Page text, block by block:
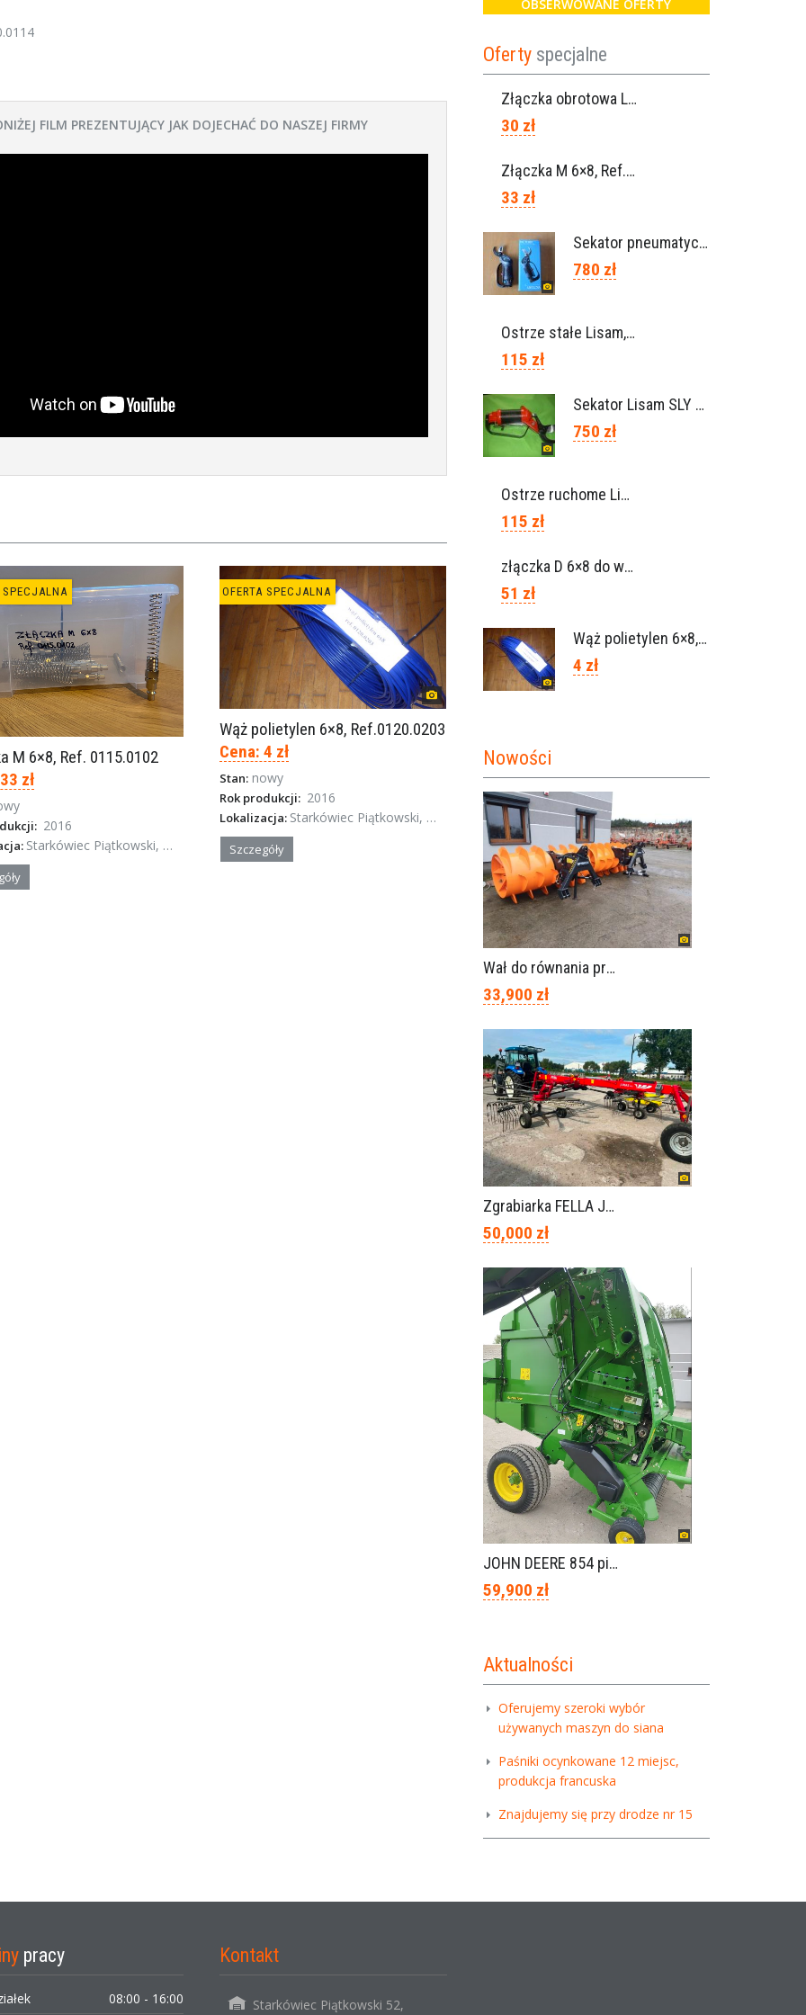
FILM PREZENTUJĄCY JAK DOJECHAĆ DO NASZEJ FIRMY
SPECJALNA
M 6×8, Ref. 0115.0102
zł
2016
Starkówiec Piątkowski, Wielkopolska
OFERTA SPECJALNA
Wąż polietylen 6×8, Ref.0120.0203
Cena: 4 zł
Stan:nowy
Rok produkcji: 2016
Lokalizacja: Starkówiec Piątkowski, Wielkopolska
Szczegóły
OBSERWOWANE OFERTY
Oferty specjalne
Złączka obrotowa Lisam do węża 6×8 / Ref. 0160.0100
30 zł
Złączka M 6×8, Ref. 0115.0102
33 zł
Sekator pneumatyczny VICTORY (Campagnola Włochy)
780 zł
Ostrze stałe Lisam, Ref. A1206
115 zł
Sekator Lisam SLY / przedłużki 0,5m 1m (Włochy)
750 zł
Ostrze ruchome Lisam, Ref. A1208
115 zł
złączka D 6×8 do węża, Ref. 0113.0106
51 zł
Wąż polietylen 6×8, Ref.0120.0203
4 zł
Nowości
Wał do równania pryzm z kiszonką -TORNADO-SPAWEX
33,900 zł
Zgrabiarka FELLA JURA 1402
50,000 zł
JOHN DEERE 854 piękny stan
59,900 zł
Aktualności
Oferujemy szeroki wybór
używanych maszyn do siana
Paśniki ocynkowane 12 miejsc,
produkcja francuska
Znajdujemy się przy drodze nr 15
pracy
08:00 - 16:00
Kontakt
Starkówiec Piątkowski 52,